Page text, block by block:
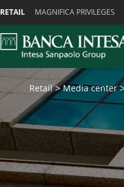
RETAIL MAGNIFICA PRIVILEGES
Retail Media center